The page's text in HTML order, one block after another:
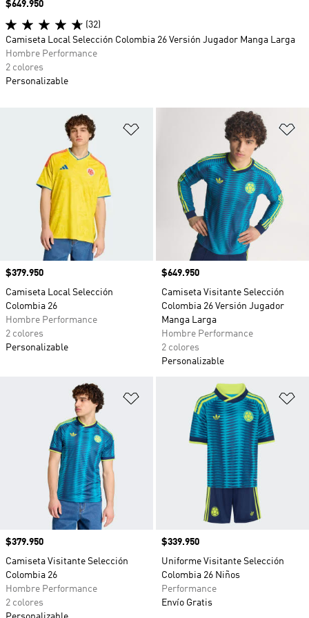
Añadir a la lista de deseos
Precio
$379.950
Camiseta Local Selección
Colombia 26
Hombre Performance
2 colores
Personalizable
Precio
$649.950
Camiseta Visitante Selección
Colombia 26 Versión Jugador
Manga Larga
Hombre Performance
2 colores
Personalizable
Añadir a la lista de deseos
Precio
$379.950
Camiseta Visitante Selección
Colombia 26
Hombre Performance
2 colores
Precio
$339.950
Uniforme Visitante Selección
Colombia 26 Niños
Performance
Envío Gratis
Precio
$649.950
(32)
Camiseta Local Selección Colombia 26 Versión Jugador Manga Larga
Hombre Performance
2 colores
Personalizable